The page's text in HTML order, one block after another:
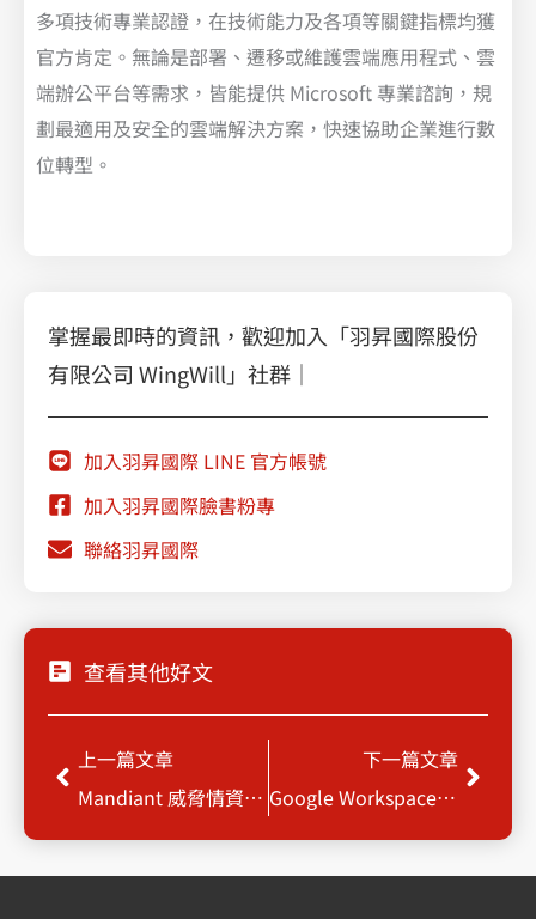
多項技術專業認證，在技術能力及各項等關鍵指標均獲
官方肯定。無論是部署、遷移或維護雲端應用程式、雲
端辦公平台等需求，皆能提供 Microsoft 專業諮詢，規
劃最適用及安全的雲端解決方案，快速協助企業進行數
位轉型。
掌握最即時的資訊，歡迎加入「羽昇國際股份
有限公司 WingWill」社群｜
加入羽昇國際 LINE 官方帳號
加入羽昇國際臉書粉專
聯絡羽昇國際
查看其他好文
Prev上一篇文章
Mandiant 威脅情資網路安全平台
下一篇文章
Google Workspace 企業雲端辦公工具導入指南：費用、Gemini AI 功能全攻略
Next